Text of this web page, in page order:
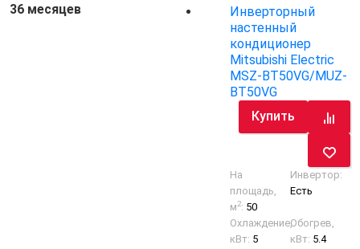
36 месяцев
Инверторный
настенный
кондиционер
Mitsubishi Electric
MSZ-BT50VG/MUZ-
BT50VG
Купить
На
площадь,
м2: 50
Инвертор:
Есть
Охлаждение,
кВт: 5
Обогрев,
кВт: 5.4